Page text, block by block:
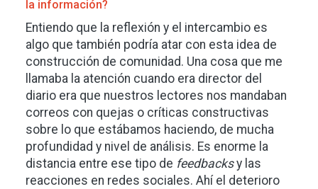
la información?
Entiendo que la reflexión y el intercambio es
algo que también podría atar con esta idea de
construcción de comunidad. Una cosa que me
llamaba la atención cuando era director del
diario era que nuestros lectores nos mandaban
correos con quejas o críticas constructivas
sobre lo que estábamos haciendo, de mucha
profundidad y nivel de análisis. Es enorme la
distancia entre ese tipo de feedbacksy las
reacciones en redes sociales. Ahí el deterioro